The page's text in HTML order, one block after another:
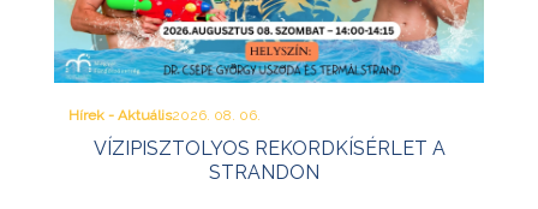
Hírek - Aktuális2026. 08. 06.
VÍZIPISZTOLYOS REKORDKÍSÉRLET A
STRANDON